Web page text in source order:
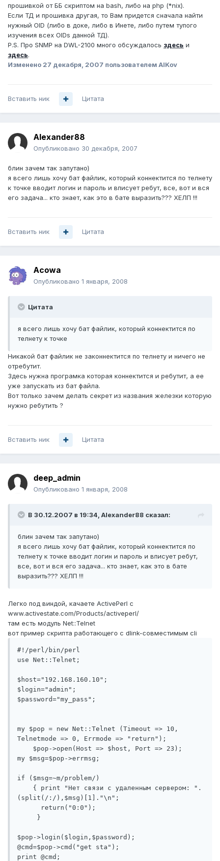
прошивкой от ББ скриптом на bash, либо на php (*nix).
Если ТД и прошивка другая, то Вам придется сначала найти
нужный OID (либо в доке, либо в Инете, либо путем тупого
изучения всех OIDs данной ТД).
P.S. Про SNMP на DWL-2100 много обсуждалось здесь и
здесь.
Изменено 27 декабря, 2007 пользователем AlKov
Вставить ник Цитата
Alexander88
Опубликовано 30 декабря, 2007
блин зачем так запутано)
я всего лишь хочу бат файлик, который коннектится по телнету
к точке вводит логин и пароль и вписует ребут, все, вот и вся
его задача... кто знает, как это в бате выразить??? ХЕЛП !!!
Вставить ник Цитата
Acowa
Опубликовано 1 января, 2008
Цитата
я всего лишь хочу бат файлик, который коннектится по
телнету к точке
Никакой бат файлик не законнектится по телнету и ничего не
отребутит.
Здесь нужна програмка которая коннектится и ребутит, а ее
уже запускать из бат файла.
Вот только зачем делать секрет из названия железки которую
нужно ребутить ?
Вставить ник Цитата
deep_admin
Опубликовано 1 января, 2008
В 30.12.2007 в 19:34, Alexander88 сказал:
блин зачем так запутано)
я всего лишь хочу бат файлик, который коннектится по
телнету к точке вводит логин и пароль и вписует ребут,
все, вот и вся его задача... кто знает, как это в бате
выразить??? ХЕЛП !!!
Легко под виндой, качаете ActivePerl с
www.activestate.com/Products/activeperl/
там есть модуль Net::Telnet
вот пример скрипта работающего с dlink-совместимым cli
#!/perl/bin/perl
use Net::Telnet;
$host="192.168.160.10";
$login="admin";
$password="my_pass";
my $pop = new Net::Telnet (Timeout => 10,
Telnetmode => 0, Errmode => "return");
$pop->open(Host => $host, Port => 23);
my $msg=$pop->errmsg;
if ($msg=~m/problem/)
{ print "Нет связи с удаленным сервером: ".
(split(/:/),$msg)[1]."\n";
return("0:0");
}
$pop->login($login,$password);
@cmd=$pop->cmd("get sta");
print @cmd;